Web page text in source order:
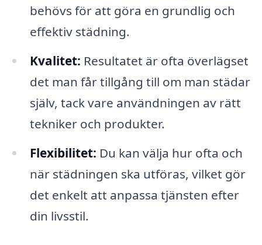
behövs för att göra en grundlig och
effektiv städning.
Kvalitet: Resultatet är ofta överlägset
det man får tillgång till om man städar
själv, tack vare användningen av rätt
tekniker och produkter.
Flexibilitet: Du kan välja hur ofta och
när städningen ska utföras, vilket gör
det enkelt att anpassa tjänsten efter
din livsstil.